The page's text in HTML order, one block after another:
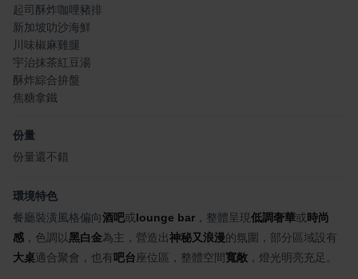
起司酥炸咖哩豬排
新加坡叻沙海鮮
川味椒麻雞腿
宇治抹茶紅豆湯
酥炸綜合拚盤
焦糖拿鐵
份量
份量還不錯
環境特色
餐廳裝潢風格偏向酒吧或lounge bar ，整體呈現低調奢華或 時尚
感 ，色調以黑白金為主，營造出神秘又浪漫的氛圍，部分區域設有
大桌適合聚會，也有 吧台座位區，整體空間寬敞 ，燈光明亮充足。